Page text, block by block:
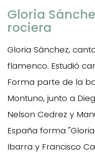
Gloria
rociera
Gloria Sánchez,
flamenco. Estudió
Forma parte de la
Montuno, junto a
Nelson Cedrez y
España forma
Ibarra y Francisco